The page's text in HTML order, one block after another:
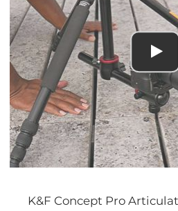
K&F Concept Pro